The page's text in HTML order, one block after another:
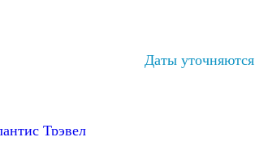
Даты уточняются
Трэвел